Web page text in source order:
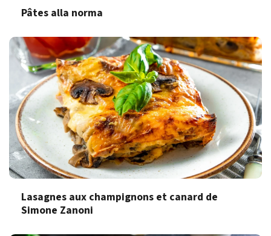
Pâtes alla norma
Lasagnes aux champignons et canard de
Simone Zanoni